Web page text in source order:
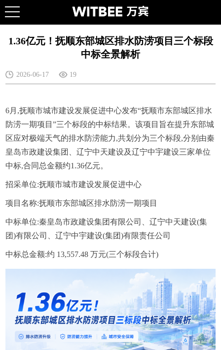
1.36亿元！抚顺东部城区排水防涝项目三个标段
中标全景解析
2026-06-17 19
6月,抚顺市城市建设发展促进中心发布“抚顺市东部城区排水
防涝一期项目”三个标段的中标结果。该项目旨在提升东部城
区应对极端天气的排水防涝能力,共划分为三个标段,分别由秦
皇岛市政建设集团、辽宁中天建设及辽宁中宇建设三家单位
中标,合同总金额约1.36亿元。
招采单位:抚顺市城市建设发展促进中心
项目名称:抚顺市东部城区排水防涝一期项目
中标单位:秦皇岛市政建设集团有限公司、辽宁中天建设(集
团)有限公司、辽宁中宇建设(集团)有限责任公司
中标总金额:约 13,557.48 万元(三个标段合计)